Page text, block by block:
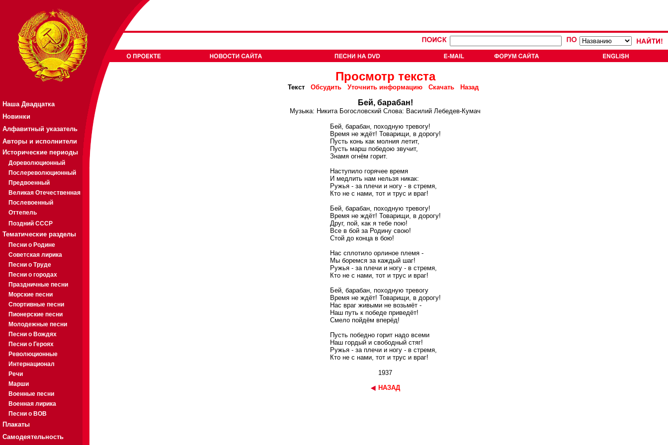
Наша Двадцатка
Новинки
Алфавитный указатель
Авторы и исполнители
Исторические периоды
Дореволюционный
Послереволюционный
Предвоенный
Великая Отечественная
Послевоенный
Оттепель
Поздний СССР
Тематические разделы
Песни о Родине
Советская лирика
Песни о Труде
Песни о городах
Праздничные песни
Морские песни
Спортивные песни
Пионерские песни
Молодежные песни
Песни о Вождях
Песни о Героях
Революционные
Интернационал
Речи
Марши
Военные песни
Военная лирика
Песни о ВОВ
Плакаты
Самодеятельность
Просмотр текста
Текст Обсудить Уточнить информацию Скачать Назад
Бей, барабан!
Музыка: Никита Богословский Слова: Василий Лебедев-Кумач
Бей, барабан, походную тревогу!
Время не ждёт! Товарищи, в дорогу!
Пусть конь как молния летит,
Пусть марш победою звучит,
Знамя огнём горит.
Наступило горячее время
И медлить нам нельзя никак:
Ружья - за плечи и ногу - в стремя,
Кто не с нами, тот и трус и враг!
Бей, барабан, походную тревогу!
Время не ждёт! Товарищи, в дорогу!
Друг, пой, как я тебе пою!
Все в бой за Родину свою!
Стой до конца в бою!
Нас сплотило орлиное племя -
Мы боремся за каждый шаг!
Ружья - за плечи и ногу - в стремя,
Кто не с нами, тот и трус и враг!
Бей, барабан, походную тревогу
Время не ждёт! Товарищи, в дорогу!
Нас враг живыми не возьмёт -
Наш путь к победе приведёт!
Смело пойдём вперёд!
Пусть победно горит надо всеми
Наш гордый и свободный стяг!
Ружья - за плечи и ногу - в стремя,
Кто не с нами, тот и трус и враг!
1937
НАЗАД